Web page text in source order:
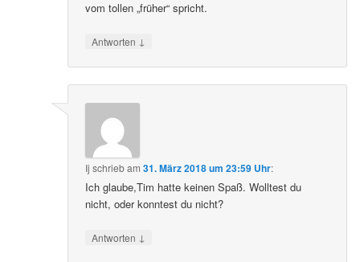
vom tollen „früher“ spricht.
Antworten ↓
Ij schriebam31. März 2018 um 23:59 Uhr:
Ich glaube,Tim hatte keinen Spaß. Wolltest du
nicht, oder konntest du nicht?
Antworten ↓